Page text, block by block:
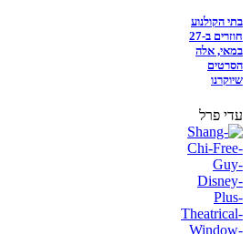
בתי הקולנוע
חוזרים ב-27
במאי, אלה
הסרטים
שיוקרנו
עדי פרל